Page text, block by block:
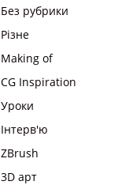
Без рубрики
Різне
Making of
CG Inspiration
Уроки
Інтерв'ю
ZBrush
3D арт